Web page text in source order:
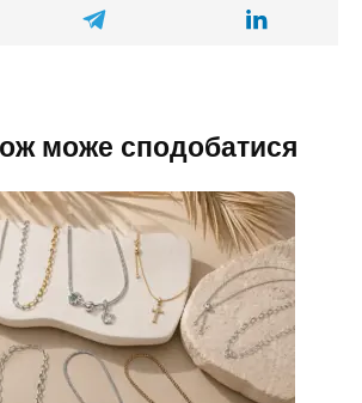
може сподобатися